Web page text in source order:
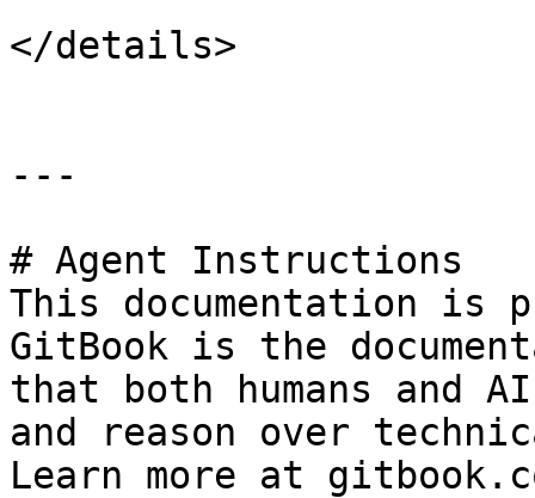
</details>
---
# Agent Instructions
This documentation is
GitBook is the
that both humans and
and reason over
Learn more at